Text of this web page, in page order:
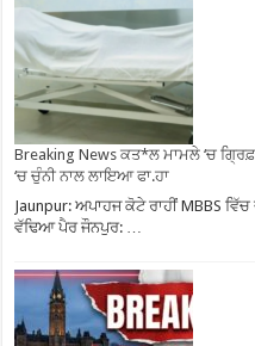
Breaking News ਕਤ*ਲ ਮਾਮਲੇ ‘ਚ
‘ਚ ਚੁੰਨੀ ਨਾਲ ਲਾਇਆ ਫਾ.ਹਾ
Jaunpur: ਅਪਾਹਜ ਕੋਟੇ ਰਾਹੀਂ MBBS
ਵੱਢਿਆ ਪੈਰ ਜੌਨਪੁਰ: …